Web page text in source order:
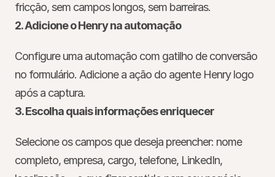
fricção, sem campos longos, sem barreiras.
2. Adicione o Henry na automação
Configure uma automação com gatilho de conversão
no formulário. Adicione a ação do agente Henry logo
após a captura.
3. Escolha quais informações enriquecer
Selecione os campos que deseja preencher: nome
completo, empresa, cargo, telefone, LinkedIn,